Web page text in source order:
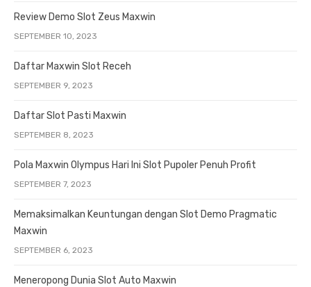
Review Demo Slot Zeus Maxwin
SEPTEMBER 10, 2023
Daftar Maxwin Slot Receh
SEPTEMBER 9, 2023
Daftar Slot Pasti Maxwin
SEPTEMBER 8, 2023
Pola Maxwin Olympus Hari Ini Slot Pupoler Penuh Profit
SEPTEMBER 7, 2023
Memaksimalkan Keuntungan dengan Slot Demo Pragmatic
Maxwin
SEPTEMBER 6, 2023
Meneropong Dunia Slot Auto Maxwin